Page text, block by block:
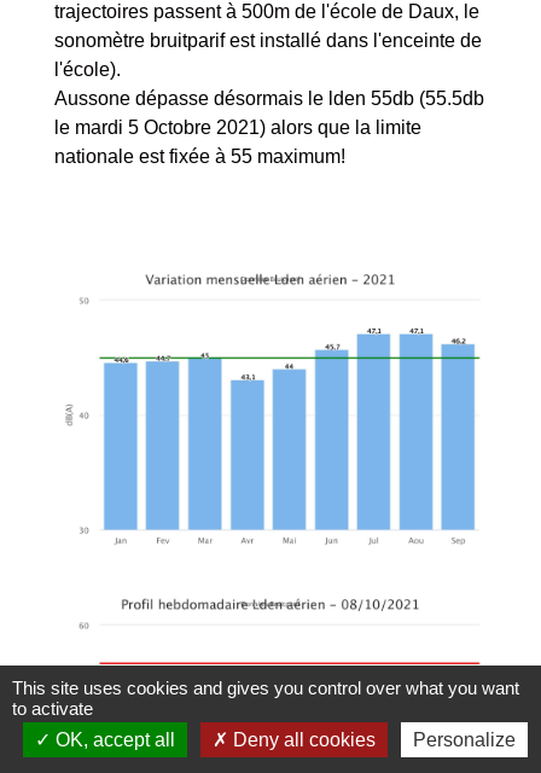
trajectoires passent à 500m de l'école de Daux, le
sonomètre bruitparif est installé dans l'enceinte de
l'école).
Aussone dépasse désormais le lden 55db (55.5db
le mardi 5 Octobre 2021) alors que la limite
nationale est fixée à 55 maximum!
This site uses cookies and gives you control over what you want
to activate
OK, accept all
Deny all cookies Personalize